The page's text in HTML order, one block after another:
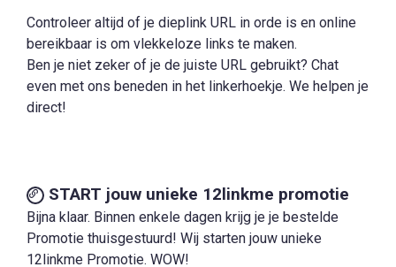
Controleer altijd of je dieplink URL in orde is en online
bereikbaar is om vlekkeloze links te maken.
Ben je niet zeker of je de juiste URL gebruikt? Chat
even met ons beneden in het linkerhoekje. We helpen je
direct!
START jouw unieke 12linkme promotie
Bijna klaar. Binnen enkele dagen krijg je je bestelde
Promotie thuisgestuurd! Wij starten jouw unieke
12linkme Promotie. WOW!